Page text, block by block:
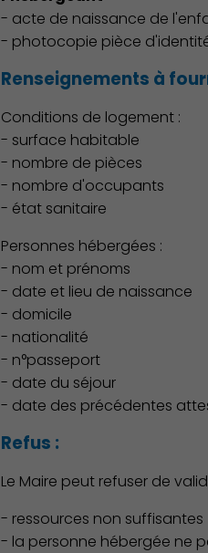
- acte de naissance de
- photocopie pièce
Renseignements à
Conditions de logement :
- surface habitable
- nombre de pièces
- nombre d'occupants
- état sanitaire
Personnes hébergées :
- nom et prénoms
- date et lieu de naissance
- domicile
- nationalité
- n°passeport
- date du séjour
- date des précédentes
Refus :
Le Maire peut refuser de
- ressources non suffisantes
- la personne hébergée ne